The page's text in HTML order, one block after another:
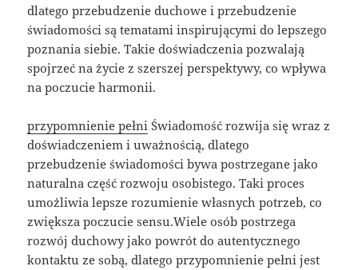
dlatego przebudzenie duchowe i przebudzenie
świadomości są tematami inspirującymi do lepszego
poznania siebie. Takie doświadczenia pozwalają
spojrzeć na życie z szerszej perspektywy, co wpływa
na poczucie harmonii.
przypomnienie pełni Świadomość rozwija się wraz z
doświadczeniem i uważnością, dlatego
przebudzenie świadomości bywa postrzegane jako
naturalna część rozwoju osobistego. Taki proces
umożliwia lepsze rozumienie własnych potrzeb, co
zwiększa poczucie sensu.Wiele osób postrzega
rozwój duchowy jako powrót do autentycznego
kontaktu ze sobą, dlatego przypomnienie pełni jest